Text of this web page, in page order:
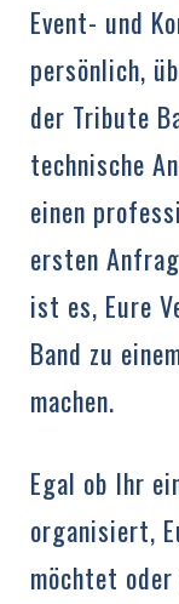
Event- und
persönlich,
der Tribute
technische
einen
ersten
ist es, Eure
Band zu
machen.
Egal ob Ihr
organisiert,
möchtet